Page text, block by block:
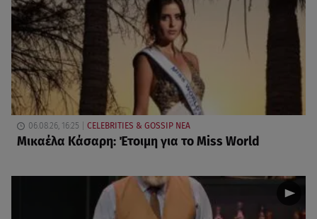
06.08.26, 16:25 CELEBRITIES & GOSSIP ΝΕΑ
Μικαέλα Κάσαρη: Έτοιμη για το Miss World